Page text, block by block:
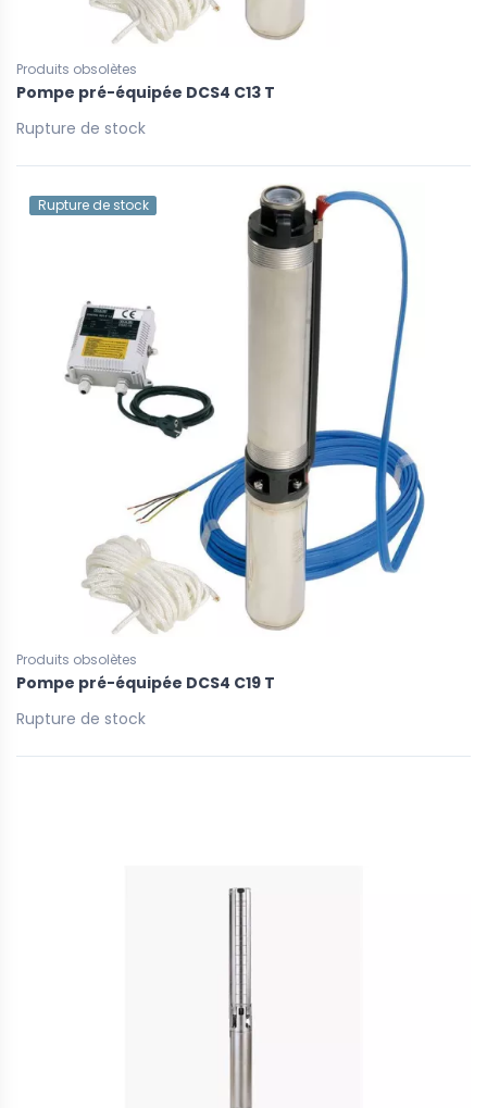
Produits obsolètes
Pompe pré-équipée DCS4 C13 T
Rupture de stock
Rupture de stock
Produits obsolètes
Pompe pré-équipée DCS4 C19 T
Rupture de stock